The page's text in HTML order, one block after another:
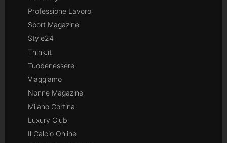
Professione Lavoro
Sport Magazine
Style24
Think.it
Tuobenessere
Viaggiamo
Nonne Magazine
Milano Cortina
Luxury Club
Il Calcio Online